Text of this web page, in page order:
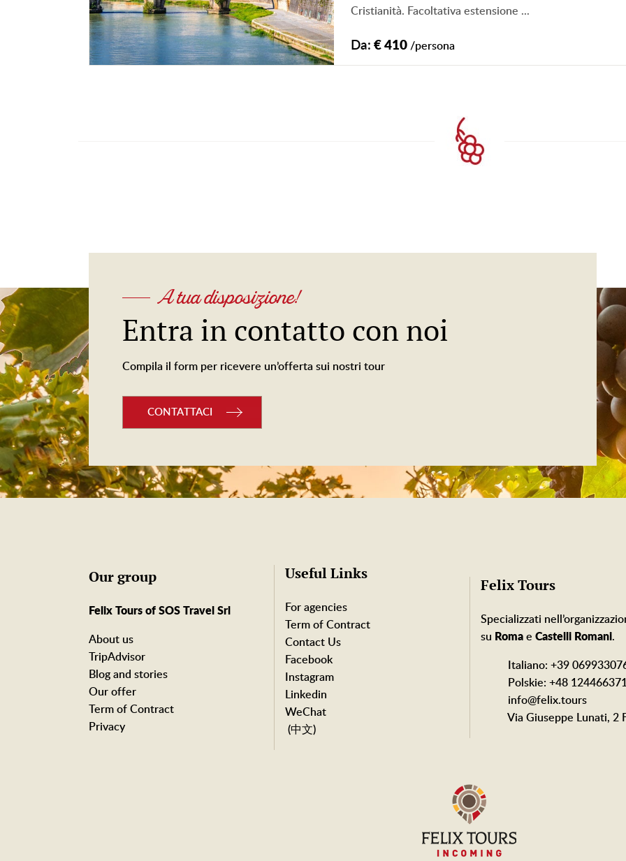
Cristianità. Facoltativa estensione ...
Da: € 410 /persona
A tua disposizione!
Entra in contatto con noi
Compila il form per ricevere un’offerta sui nostri tour
CONTATTACI
Our group
Felix Tours of SOS Travel Srl
About us
TripAdvisor
Blog and stories
Our offer
Term of Contract
Privacy
Useful Links
For agencies
Term of Contract
Contact Us
Facebook
Instagram
Linkedin
WeChat
(中文)
Felix Tours
Specializzati
su Roma e Castelli Romani.
Italiano: +39
Polskie: +48
info@felix.tours
Via Giuseppe Lunati, 2